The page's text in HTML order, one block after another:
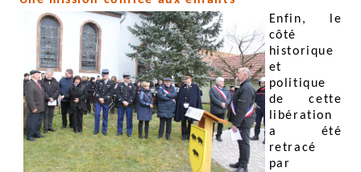
Enfin, le
côté
historique
et
politique
de cette
libération
a été
retracé
par